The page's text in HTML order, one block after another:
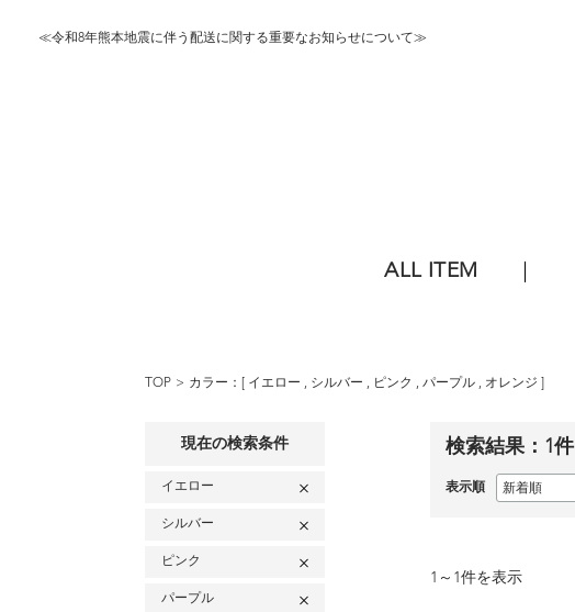
≪令和8年熊本地震に伴う配送に関する重要なお知らせについて≫
ALL ITEM
TOP カラー：[ イエロー , シルバー , ピンク , パープル , オレンジ
現在の検索条件
イエロー
シルバー
ピンク
パープル
検索結果： 1 件
表示順
1 ～ 1 件を表示